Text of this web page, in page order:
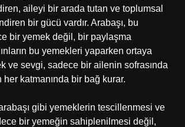
aileyi bir arada tutan ve toplumsal
bir gücü vardır. Arabaşı, bu
bir yemek değil, bir paylaşma
bu yemekleri yaparken ortaya
ve sevgi, sadece bir ailenin sofrasında
katmanında bir bağ kurar.
gibi yemeklerin tescillenmesi ve
bir yemeğin sahiplenilmesi değil,